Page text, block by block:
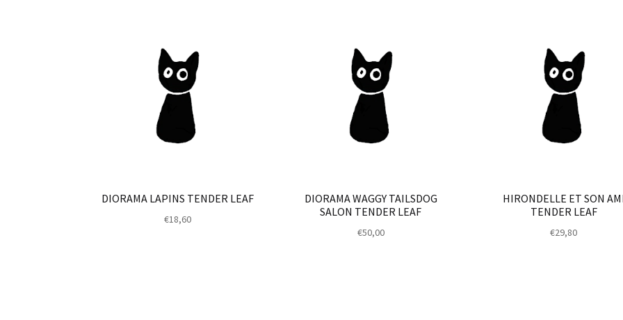
DIORAMA LAPINS TENDER LEAF
€18,60
DIORAMA WAGGY TAILSDOG
SALON TENDER LEAF
€50,00
HIRONDELLE ET SON
TENDER LEAF
€29,80